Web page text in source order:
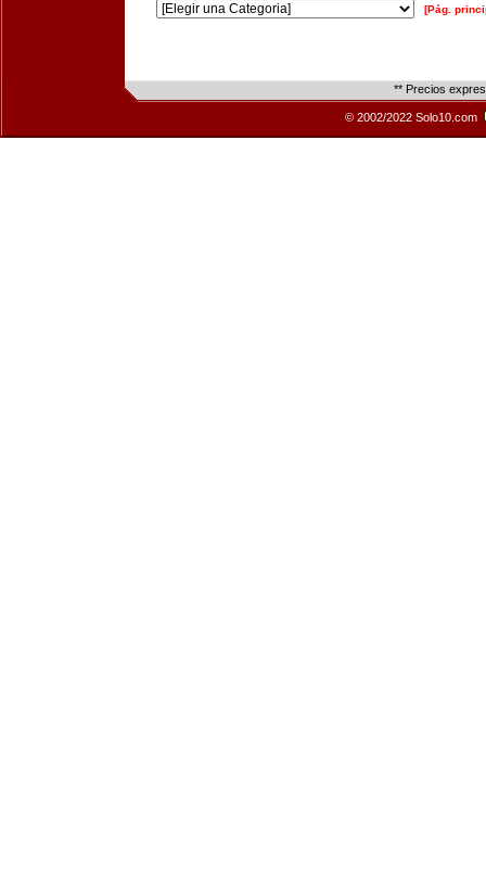
[Pág.
** Precios
© 2002/2022 Solo10.com